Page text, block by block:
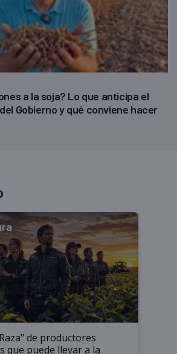
a la soja? Lo que anticipa el
Gobierno y qué conviene hacer
de productores
que puede llevar a la